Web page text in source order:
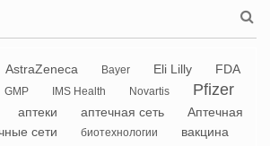
AstraZeneca Bayer Eli Lilly FDA
GMP IMS Health Novartis
Pfizer
аптеки аптечная сеть
Аптечная
сети биотехнологии вакцина